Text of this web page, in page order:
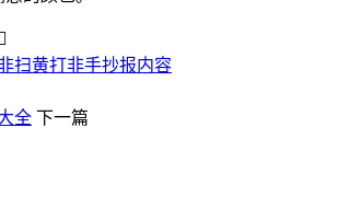

扫黄打非手抄报内容
全 下一篇